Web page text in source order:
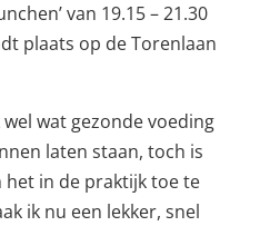
van 19.15 – 21.30
plaats op de Torenlaan
wat gezonde voeding
laten staan, toch is
in de praktijk toe te
ik nu een lekker, snel